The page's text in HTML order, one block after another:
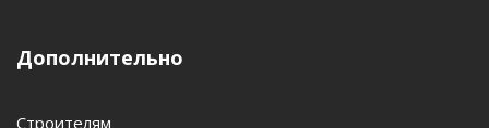
Дополнительно
Строителям